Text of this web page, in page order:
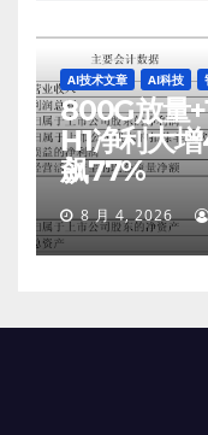
AI技术文章 AI科技
800G放量
H1净利大
飙77%
8 月 4, 2026